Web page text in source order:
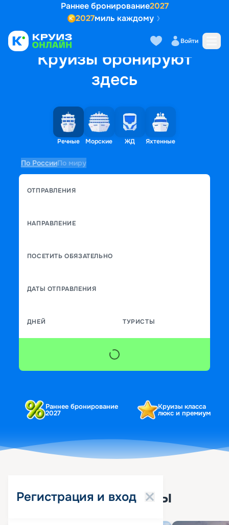
Раннее бронирование2027
2027миль каждому
Войти
Круизы бронируют
здесь
Речные Морские ЖД Яхтенные
По РоссииПо миру
ОТПРАВЛЕНИЯ
НАПРАВЛЕНИЕ
ПОСЕТИТЬ ОБЯЗАТЕЛЬНО
ДАТЫ ОТПРАВЛЕНИЯ
ДНЕЙ ТУРИСТЫ
Раннее бронирование
2027
Круизы класса
люкс и премиум
Регистрация и вход
Популярные круизы